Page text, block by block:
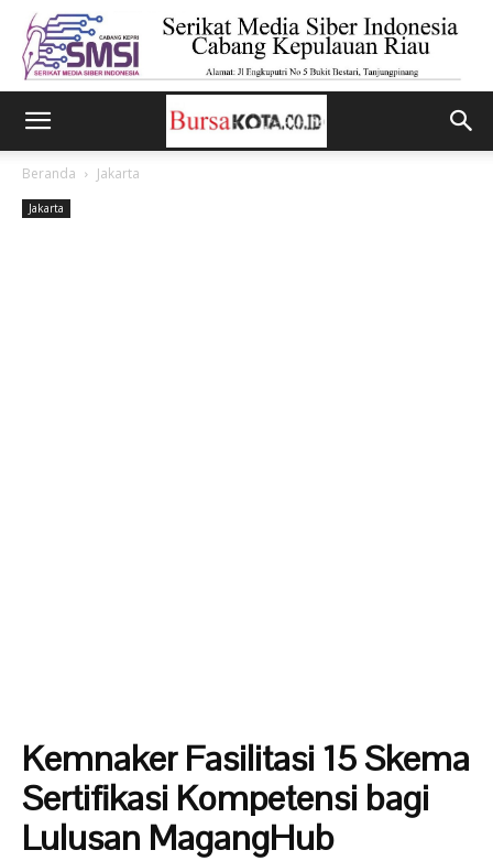
Beranda Jakarta
Jakarta
Kemnaker Fasilitasi 15 Skema
Sertifikasi Kompetensi bagi
Lulusan MagangHub